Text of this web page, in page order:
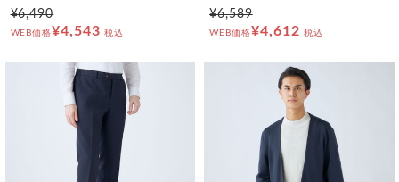
¥6,490
WEB価格¥4,543 税込
¥6,589
WEB価格¥4,612 税込